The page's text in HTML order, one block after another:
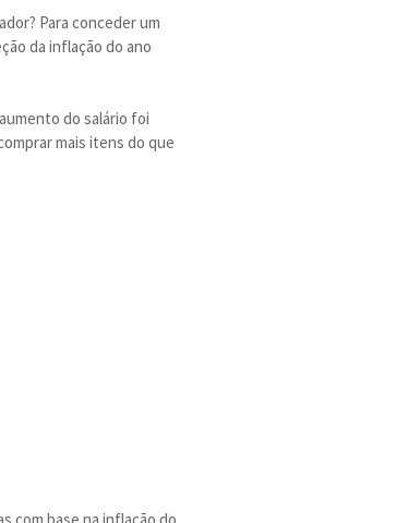
Para conceder um
da inflação do ano
do salário foi
mais itens do que